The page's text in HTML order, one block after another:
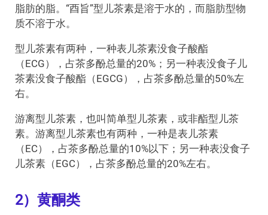
脂肪的脂。“酉旨”型儿茶素是溶于水的，而脂肪型物
质不溶于水。
型儿茶素有两种，一种表儿茶素没食子酸酯
（ECG），占茶多酚总量的20%；另一种表没食子儿
茶素没食子酸酯（EGCG），占茶多酚总量的50%左
右。
游离型儿茶素，也叫简单型儿茶素，或非酯型儿茶
素。游离型儿茶素也有两种，一种是表儿茶素
（EC），占茶多酚总量的10%以下；另一种表没食子
儿茶素（EGC），占茶多酚总量的20%左右。
2）黄酮类